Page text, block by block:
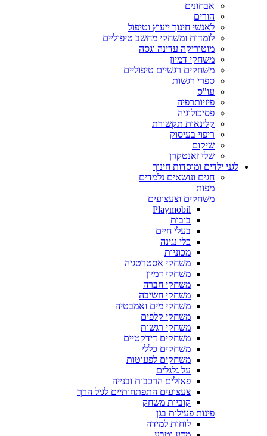
אבחונים
הורים
לאנשי חינוך ייעוץ וטיפול
לומדות ומשחקי מחשב טיפוליים
מוטוריקה עדינה וגסה
משחקי דמיון
משחקים רגשיים טיפוליים
ספרי רגשות
עו"ס
פיזיותרפיה
פסיכולוגיה
קלינאות תקשורת
ריפוי בעיסוק
שיקום
שלי זאנטקרן
לגני ילדים ומוסדות חינוך
חגים ונושאים נלמדים
מפות
משחקים וצעצועים
Playmobil
בובות
בעלי חיים
כלי נגינה
מכוניות
משחקי אסטרטגיה
משחקי דמיון
משחקי חברה
משחקי חשיבה
משחקי מים ואמבטיה
משחקי קלפים
משחקי רגשות
משחקים דידקטיים
משחקים כללי
משחקים לפעוטות
על גלגלים
פאזלים הרכבות ובנייה
צעצועים התפתחותיים לגיל הרך
קוביות משחק
פינות פעילות בגן
לוחות למידה